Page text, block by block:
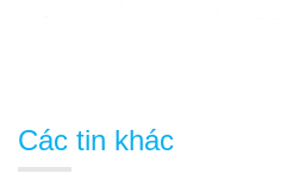
Các tin khác